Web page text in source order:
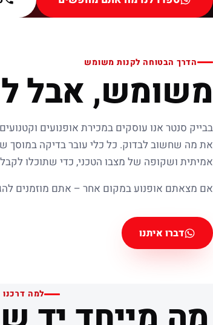
הדרך הבטוחה לקנות משומש
משומש, אבל
בבייק סנטר אנו עוסקים במכירת אופנועים
את מה שחשוב לבדוק. כל כלי עובר בדיקה במוסך
אמיתית ושקופה של מצבו הטכני, כדי שתוכלו
אם מצאתם אופנוע במקום אחר – אתם מוזמנים
דברו איתנו
למה דרכנו